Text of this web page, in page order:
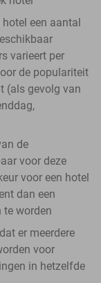
een aantal
varieert per
de populariteit
(als gevolg van
de
voor deze
voor een hotel
dan een
worden
er meerdere
voor
in hetzelfde